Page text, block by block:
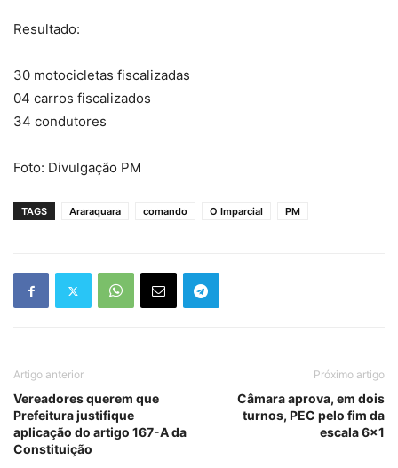
Resultado:
30 motocicletas fiscalizadas
04 carros fiscalizados
34 condutores
Foto: Divulgação PM
TAGS Araraquara comando O Imparcial PM
Artigo anterior
Vereadores querem que
Prefeitura justifique
aplicação do artigo 167-A da
Constituição
Próximo artigo
Câmara aprova, em dois
turnos, PEC pelo fim da
escala 6×1